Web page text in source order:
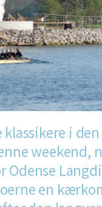
klassikere i
weekend,
en